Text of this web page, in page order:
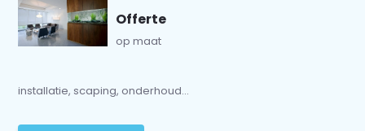
Offerte
op maat
installatie, scaping, onderhoud...